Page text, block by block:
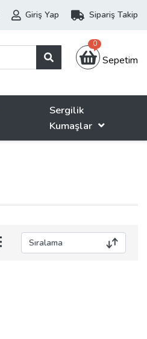
Giriş Yap Sipariş Takip
0
Sepetim
Sergilik
Kumaşlar